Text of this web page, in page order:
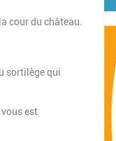
cour du château.
sortilège qui
vous est